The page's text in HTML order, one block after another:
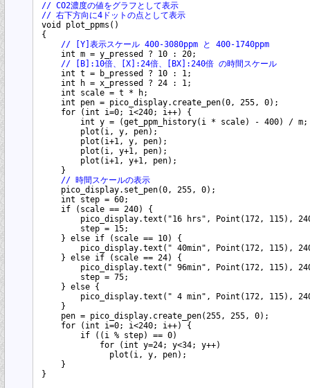
// CO2濃度の値をグラフとして表示
// 右下方向に4ドットの点として表示
void plot_ppms()
{
// [Y]表示スケール 400-3080ppm と 400-1740ppm
    int m = y_pressed ? 10 : 20;
// [B]:10倍、[X]:24倍、[BX]:240倍 の時間スケール
    int t = b_pressed ? 10 : 1;
    int h = x_pressed ? 24 : 1;
    int scale = t * h;
    int pen = pico_display.create_pen(0, 255, 0);
    for (int i=0; i<240; i++) {
        int y = (get_ppm_history(i * scale) - 400) / m;
        plot(i, y, pen);
        plot(i+1, y, pen);
        plot(i, y+1, pen);
        plot(i+1, y+1, pen);
    }
// 時間スケールの表示
    pico_display.set_pen(0, 255, 0);
    int step = 60;
    if (scale == 240) {
pico_display.text("16 hrs", Point(172, 115),
        step = 15;
    } else if (scale == 10) {
pico_display.text(" 40min", Point(172, 115),
    } else if (scale == 24) {
pico_display.text(" 96min", Point(172, 115),
        step = 75;
    } else {
pico_display.text(" 4 min", Point(172, 115),
    }
    pen = pico_display.create_pen(255, 255, 0);
    for (int i=0; i<240; i++) {
        if ((i % step) == 0)
            for (int y=24; y<34; y++)
              plot(i, y, pen);
    }
}